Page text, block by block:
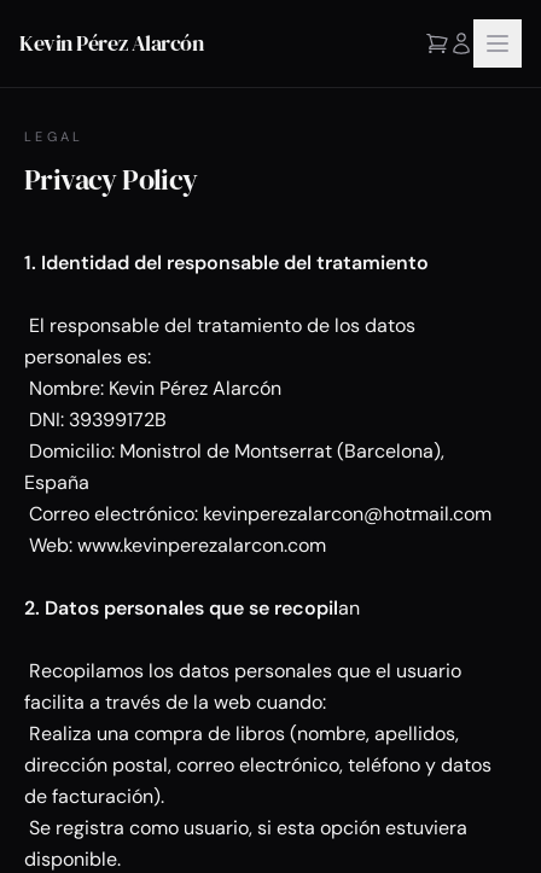
Kevin Pérez Alarcón
LEGAL
Privacy Policy
1. Identidad del responsable del tratamiento
El responsable del tratamiento de los datos
personales es:
Nombre: Kevin Pérez Alarcón
DNI: 39399172B
Domicilio: Monistrol de Montserrat (Barcelona),
España
Correo electrónico: kevinperezalarcon@hotmail.com
Web: www.kevinperezalarcon.com
2. Datos personales que se recopilan
Recopilamos los datos personales que el usuario
facilita a través de la web cuando:
Realiza una compra de libros (nombre, apellidos,
dirección postal, correo electrónico, teléfono y datos
de facturación).
Se registra como usuario, si esta opción estuviera
disponible.